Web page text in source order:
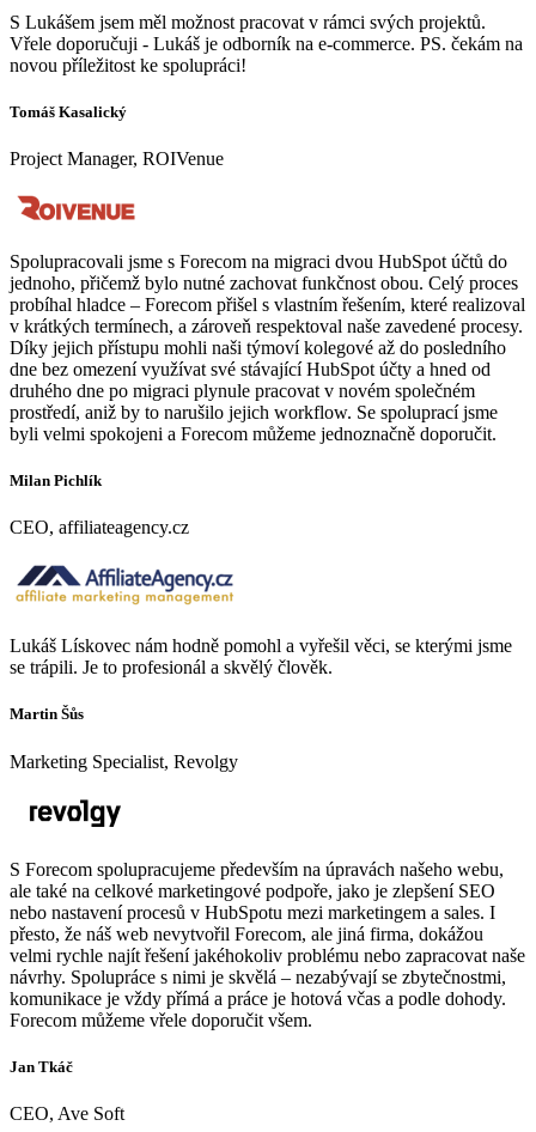
S Lukášem jsem měl možnost pracovat v rámci svých projektů.
Vřele doporučuji - Lukáš je odborník na e-commerce. PS. čekám na
novou příležitost ke spolupráci!
Tomáš Kasalický
Project Manager, ROIVenue
Spolupracovali jsme s Forecom na migraci dvou HubSpot účtů do
jednoho, přičemž bylo nutné zachovat funkčnost obou. Celý proces
probíhal hladce – Forecom přišel s vlastním řešením, které realizoval
v krátkých termínech, a zároveň respektoval naše zavedené procesy.
Díky jejich přístupu mohli naši týmoví kolegové až do posledního
dne bez omezení využívat své stávající HubSpot účty a hned od
druhého dne po migraci plynule pracovat v novém společném
prostředí, aniž by to narušilo jejich workflow. Se spoluprací jsme
byli velmi spokojeni a Forecom můžeme jednoznačně doporučit.
Milan Pichlík
CEO, affiliateagency.cz
Lukáš Lískovec nám hodně pomohl a vyřešil věci, se kterými jsme
se trápili. Je to profesionál a skvělý člověk.
Martin Šůs
Marketing Specialist, Revolgy
S Forecom spolupracujeme především na úpravách našeho webu,
ale také na celkové marketingové podpoře, jako je zlepšení SEO
nebo nastavení procesů v HubSpotu mezi marketingem a sales. I
přesto, že náš web nevytvořil Forecom, ale jiná firma, dokážou
velmi rychle najít řešení jakéhokoliv problému nebo zapracovat naše
návrhy. Spolupráce s nimi je skvělá – nezabývají se zbytečnostmi,
komunikace je vždy přímá a práce je hotová včas a podle dohody.
Forecom můžeme vřele doporučit všem.
Jan Tkáč
CEO, Ave Soft